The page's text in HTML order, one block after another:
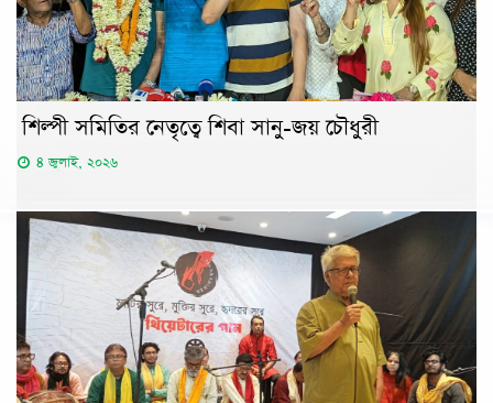
শিল্পী সমিতির নেতৃত্বে শিবা সানু-জয় চৌধুরী
৪ জুলাই, ২০২৬